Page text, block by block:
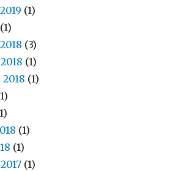
(1)
(1)
(3)
(1)
(1)
(1)
(1)
(1)